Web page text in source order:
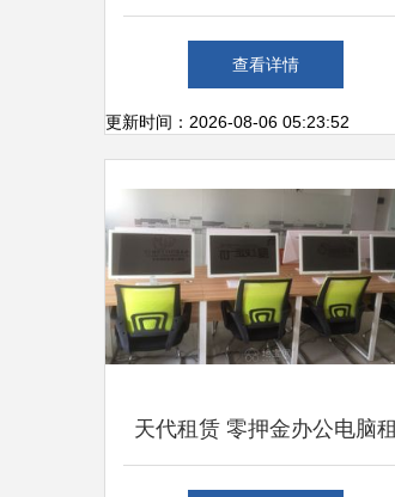
素材免费下载与维修资源全解
析
查看详情
更新时间：2026-08-06 05:23:52
天代租赁 零押金办公电脑租